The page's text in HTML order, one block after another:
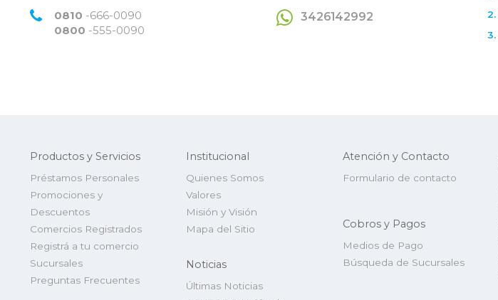
0810 -666-0090
0800 -555-0090
3426142992
2.
3.
Productos y Servicios
Préstamos Personales
Promociones y
Descuentos
Comercios Registrados
Registrá a tu comercio
Sucursales
Preguntas Frecuentes
Institucional
Quienes Somos
Valores
Misión y Visión
Mapa del Sitio
Noticias
Últimas Noticias
Atención y Contacto
Formulario de contacto
Cobros y Pagos
Medios de Pago
Búsqueda de Sucursales